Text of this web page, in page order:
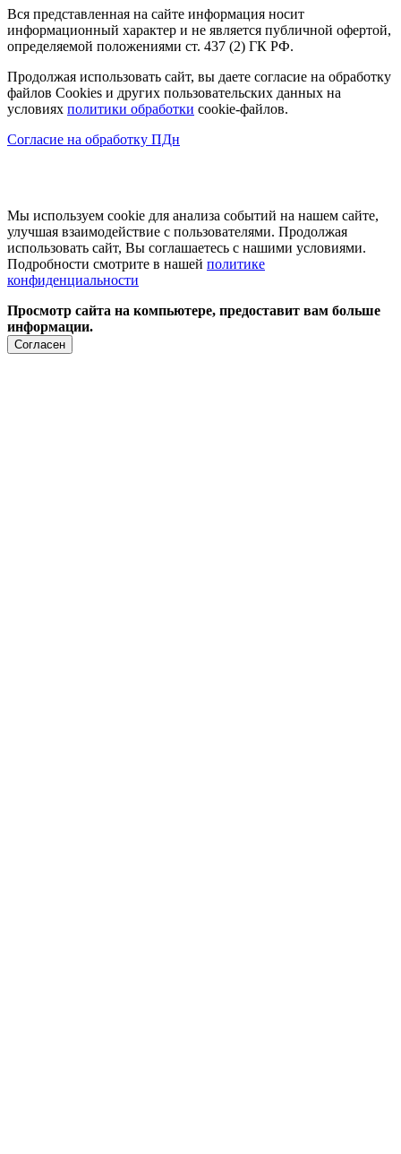
Вся представленная на сайте информация носит
информационный характер и не является публичной офертой,
определяемой положениями ст. 437 (2) ГК РФ.
Продолжая использовать сайт, вы даете согласие на обработку
файлов Cookies и других пользовательских данных на
условиях политики обработки cookie-файлов.
Согласие на обработку ПДн
Мы используем cookie для анализа событий на нашем сайте,
улучшая взаимодействие с пользователями. Продолжая
использовать сайт, Вы соглашаетесь с нашими условиями.
Подробности смотрите в нашей политике
конфиденциальности
Просмотр сайта на компьютере, предоставит вам больше
информации.
Согласен